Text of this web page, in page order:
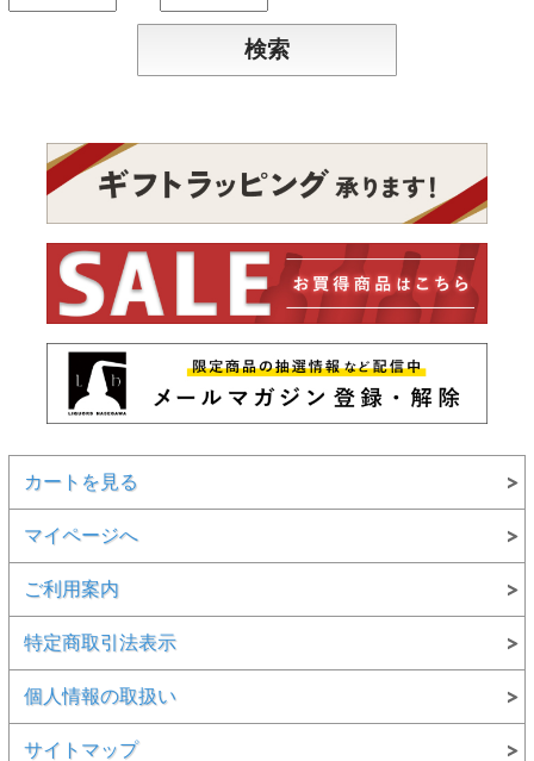
カートを見る
マイページへ
ご利用案内
特定商取引法表示
個人情報の取扱い
サイトマップ